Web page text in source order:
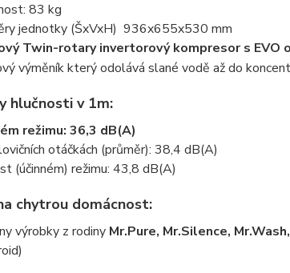
83 kg
jednotky (ŠxVxH) 936x655x530 mm
Twin-rotary invertorový kompresor s EVO
výměník který odolává slané vodě až do
hlučnosti v 1m:
režimu: 36,3 dB(A)
otáčkách (průměr): 38,4 dB(A)
(účinném) režimu: 43,8 dB(A)
chytrou domácnost:
výrobky z rodiny Mr.Pure, Mr.Silence,